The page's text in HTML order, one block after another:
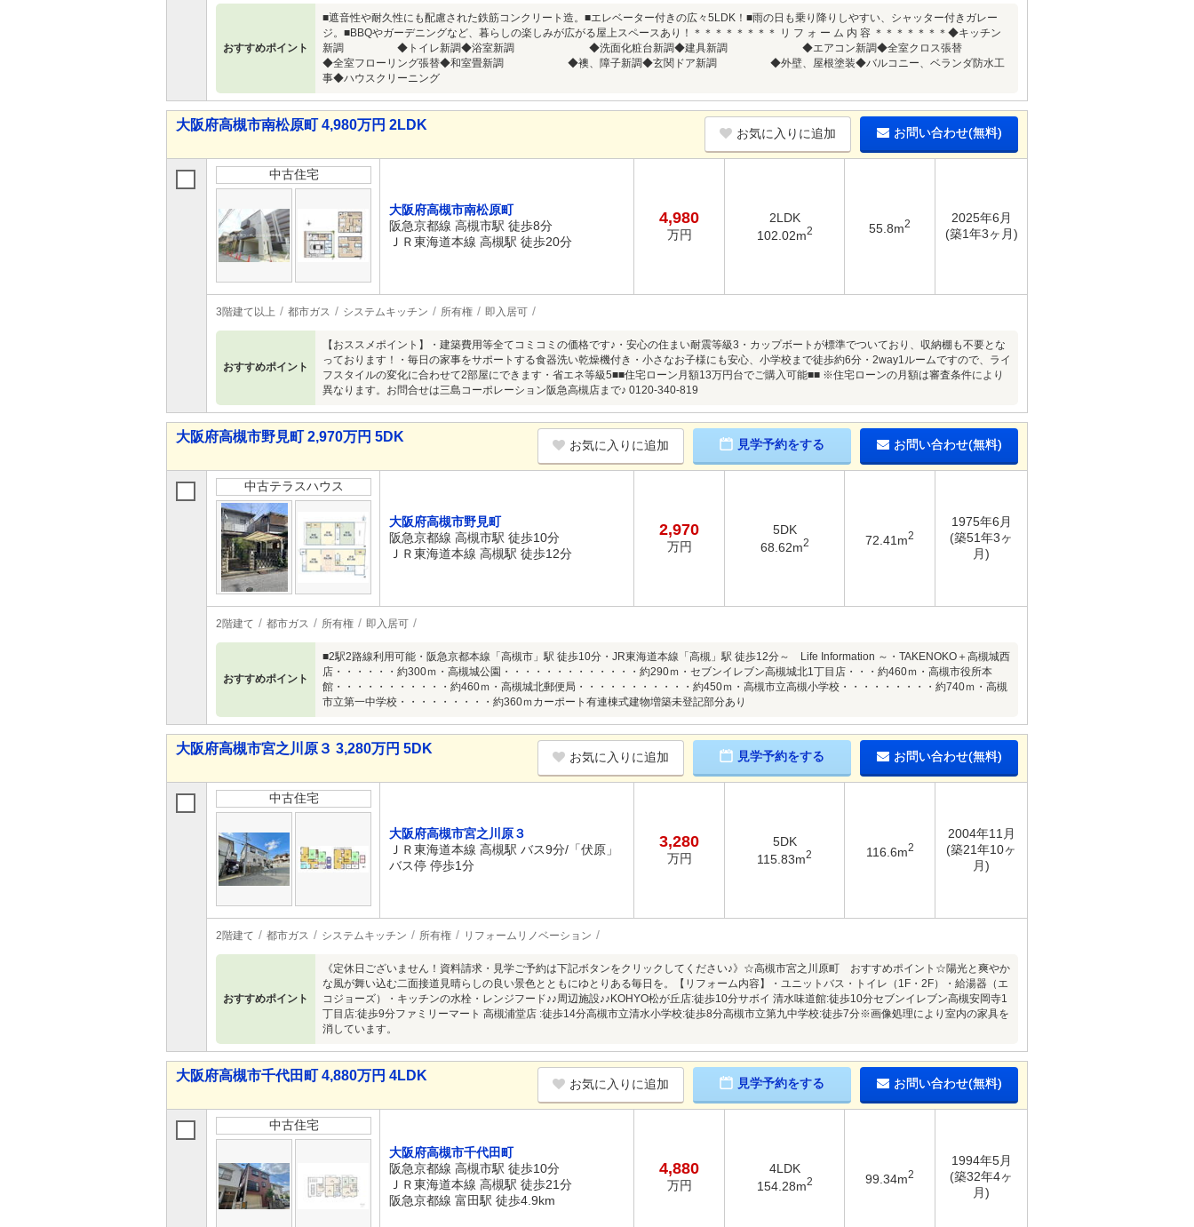
おすすめポイント
■遮音性や耐久性にも配慮された鉄筋コンクリート造。■エレベーター付きの広々5LDK！■雨の日も乗り降りしやすい、シャッター付きガレー
ジ。■BBQやガーデニングなど、暮らしの楽しみが広がる屋上スペースあり！＊＊＊＊＊＊＊＊ リ フ ォ ー ム 内 容 ＊＊＊＊＊＊＊◆キッチン
新調 ◆トイレ新調◆浴室新調 ◆洗面化粧台新調◆建具新調 ◆エアコン新調◆全室クロス張替
◆全室フローリング張替◆和室畳新調 ◆襖、障子新調◆玄関ドア新調 ◆外壁、屋根塗装◆バルコニー、ベランダ防水工
事◆ハウスクリーニング
大阪府高槻市南松原町 4,980万円 2LDK
お気に入りに追加 お問い合わせ(無料)
中古住宅
大阪府高槻市南松原町
阪急京都線 高槻市駅 徒歩8分
ＪＲ東海道本線 高槻駅 徒歩20分
4,980
万円
2LDK
102.02m2 55.8m2
2025年6月
(築1年3ヶ月)
3階建て以上 都市ガス システムキッチン 所有権 即入居可
おすすめポイント
【おススメポイント】・建築費用等全てコミコミの価格です♪・安心の住まい耐震等級3・カップボートが標準でついており、収納棚も不要とな
っております！・毎日の家事をサポートする食器洗い乾燥機付き・小さなお子様にも安心、小学校まで徒歩約6分・2way1ルームですので、ライ
フスタイルの変化に合わせて2部屋にできます・省エネ等級5■■住宅ローン月額13万円台でご購入可能■■ ※住宅ローンの月額は審査条件により
異なります。お問合せは三島コーポレーション阪急高槻店まで♪ 0120-340-819
大阪府高槻市野見町 2,970万円 5DK
お気に入りに追加 見学予約をする お問い合わせ(無料)
中古テラスハウス
大阪府高槻市野見町
阪急京都線 高槻市駅 徒歩10分
ＪＲ東海道本線 高槻駅 徒歩12分
2,970
万円
5DK
68.62m2 72.41m2
1975年6月
(築51年3ヶ
月)
2階建て 都市ガス 所有権 即入居可
おすすめポイント
■2駅2路線利用可能・阪急京都本線「高槻市」駅 徒歩10分・JR東海道本線「高槻」駅 徒歩12分～ Life Information ～・TAKENOKO＋高槻城西
店・・・・・・約300ｍ・高槻城公園・・・・・・・・・・・・・約290ｍ・セブンイレブン高槻城北1丁目店・・・約460ｍ・高槻市役所本
館・・・・・・・・・・・約460ｍ・高槻城北郵便局・・・・・・・・・・・約450ｍ・高槻市立高槻小学校・・・・・・・・・約740ｍ・高槻
市立第一中学校・・・・・・・・・約360ｍカーポート有連棟式建物増築未登記部分あり
大阪府高槻市宮之川原３ 3,280万円 5DK
お気に入りに追加 見学予約をする お問い合わせ(無料)
中古住宅
大阪府高槻市宮之川原３
ＪＲ東海道本線 高槻駅 バス9分/「伏原」
バス停 停歩1分
3,280
万円
5DK
115.83m2 116.6m2
2004年11月
(築21年10ヶ
月)
2階建て 都市ガス システムキッチン 所有権 リフォームリノベーション
おすすめポイント
《定休日ございません！資料請求・見学ご予約は下記ボタンをクリックしてください♪》☆高槻市宮之川原町 おすすめポイント☆陽光と爽やか
な風が舞い込む二面接道見晴らしの良い景色とともにゆとりある毎日を。【リフォーム内容】・ユニットバス・トイレ（1F・2F）・給湯器（エ
コジョーズ）・キッチンの水栓・レンジフード♪♪周辺施設♪♪KOHYO松が丘店:徒歩10分サボイ 清水味道館:徒歩10分セブンイレブン高槻安岡寺1
丁目店:徒歩9分ファミリーマート 高槻浦堂店 :徒歩14分高槻市立清水小学校:徒歩8分高槻市立第九中学校:徒歩7分※画像処理により室内の家具を
消しています。
大阪府高槻市千代田町 4,880万円 4LDK
お気に入りに追加 見学予約をする お問い合わせ(無料)
中古住宅
大阪府高槻市千代田町
阪急京都線 高槻市駅 徒歩10分
ＪＲ東海道本線 高槻駅 徒歩21分
阪急京都線 富田駅 徒歩4.9km
4,880
万円
4LDK
154.28m2 99.34m2
1994年5月
(築32年4ヶ
月)